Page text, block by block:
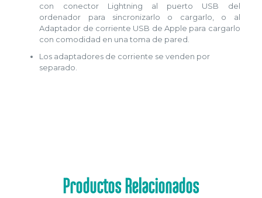
con conector Lightning al puerto USB del
ordenador para sincronizarlo o cargarlo, o al
Adaptador de corriente USB de Apple para cargarlo
con comodidad en una toma de pared.
Los adaptadores de corriente se venden por
separado.
Productos Relacionados